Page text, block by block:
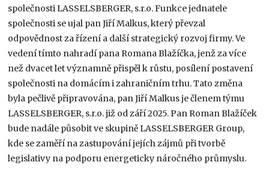
společnosti LASSELSBERGER, s.r.o. Funkce jednatele
společnosti se ujal pan Jiří Malkus, který převzal
odpovědnost za řízení a další strategický rozvoj firmy. Ve
vedení tímto nahradí pana Romana Blažíčka, jenž za více
než dvacet let významně přispěl k růstu, posílení postavení
společnosti na domácím i zahraničním trhu. Tato změna
byla pečlivě připravována, pan Jiří Malkus je členem týmu
LASSELSBERGER, s.r.o. již od září 2025. Pan Roman Blažíček
bude nadále působit ve skupině LASSELSBERGER Group,
kde se zaměří na zastupování jejích zájmů při tvorbě
legislativy na podporu energeticky náročného průmyslu.